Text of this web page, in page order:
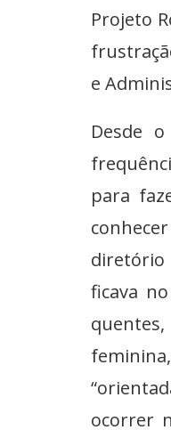
Projeto
e
Desde
para
diretório
ficava
ocorrer